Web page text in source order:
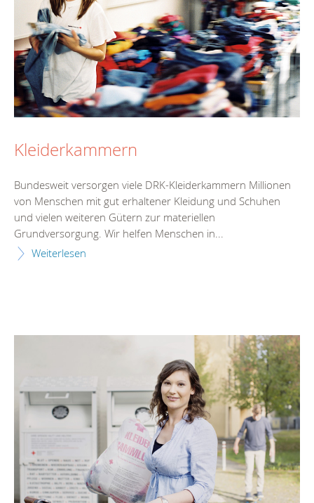
Kleiderkammern
Bundesweit versorgen viele DRK-Kleiderkammern Millionen
von Menschen mit gut erhaltener Kleidung und Schuhen
und vielen weiteren Gütern zur materiellen
Grundversorgung. Wir helfen Menschen in...
Weiterlesen